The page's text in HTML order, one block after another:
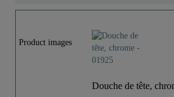
Product images
Douche de tête,